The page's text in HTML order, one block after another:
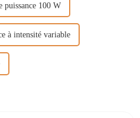
puissance 100 W
à intensité variable